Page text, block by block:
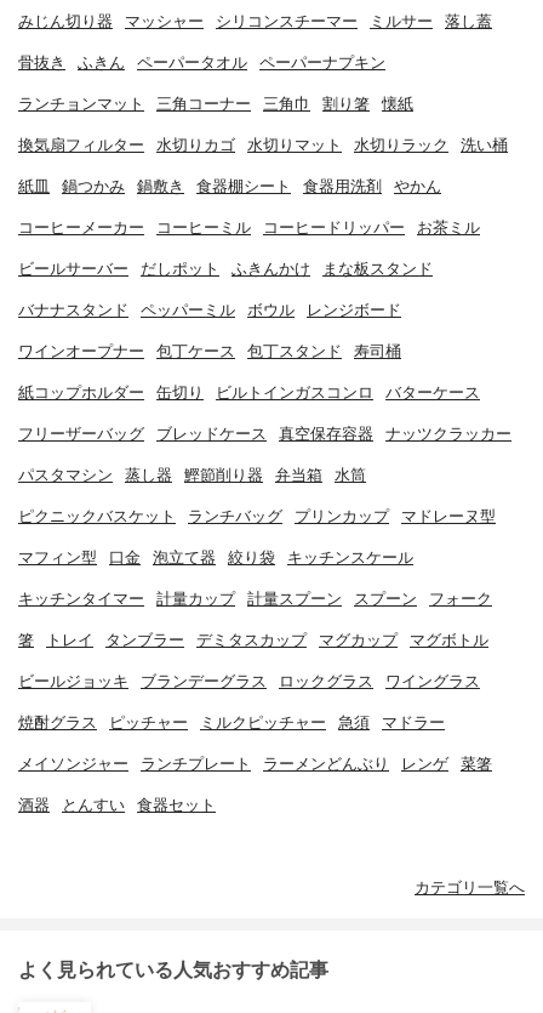
みじん切り器 マッシャー シリコンスチーマー ミルサー 落し蓋
骨抜き ふきん ペーパータオル ペーパーナプキン
ランチョンマット 三角コーナー 三角巾 割り箸 懐紙
換気扇フィルター 水切りカゴ 水切りマット 水切りラック 洗い桶
紙皿 鍋つかみ 鍋敷き 食器棚シート 食器用洗剤 やかん
コーヒーメーカー コーヒーミル コーヒードリッパー お茶ミル
ビールサーバー だしポット ふきんかけ まな板スタンド
バナナスタンド ペッパーミル ボウル レンジボード
ワインオープナー 包丁ケース 包丁スタンド 寿司桶
紙コップホルダー 缶切り ビルトインガスコンロ バターケース
フリーザーバッグ ブレッドケース 真空保存容器 ナッツクラッカー
パスタマシン 蒸し器 鰹節削り器 弁当箱 水筒
ピクニックバスケット ランチバッグ プリンカップ マドレーヌ型
マフィン型 口金 泡立て器 絞り袋 キッチンスケール
キッチンタイマー 計量カップ 計量スプーン スプーン フォーク
箸 トレイ タンブラー デミタスカップ マグカップ マグボトル
ビールジョッキ ブランデーグラス ロックグラス ワイングラス
焼酎グラス ピッチャー ミルクピッチャー 急須 マドラー
メイソンジャー ランチプレート ラーメンどんぶり レンゲ 菜箸
酒器 とんすい 食器セット
カテゴリ一覧へ
よく見られている人気おすすめ記事